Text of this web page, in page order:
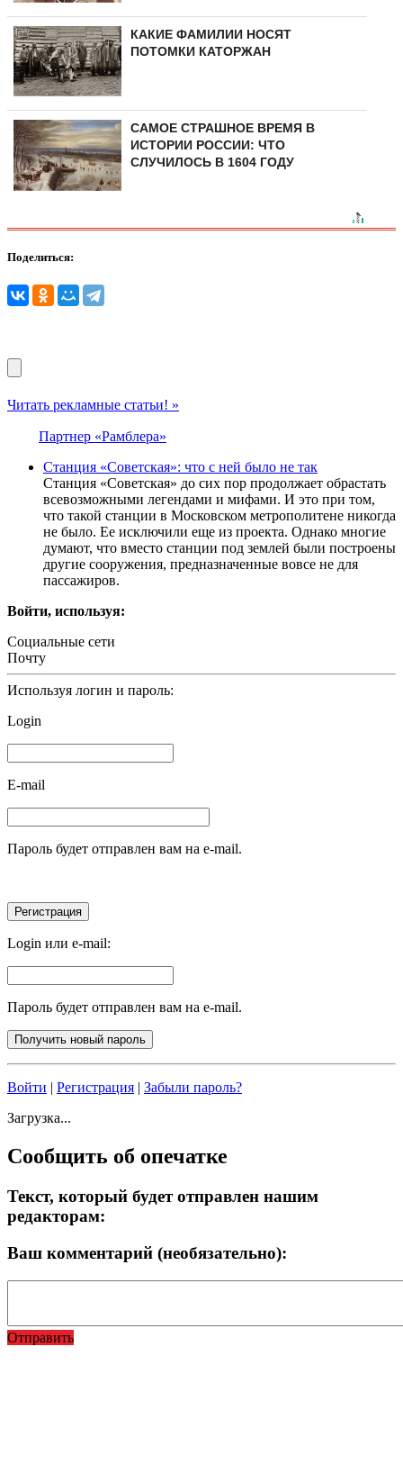
КАКИЕ ФАМИЛИИ НОСЯТ
ПОТОМКИ КАТОРЖАН
САМОЕ СТРАШНОЕ ВРЕМЯ В
ИСТОРИИ РОССИИ: ЧТО
СЛУЧИЛОСЬ В 1604 ГОДУ
Поделиться:
Читать рекламные статьи! »
Партнер «Рамблера»
Станция «Советская»: что с ней было не так
Станция «Советская» до сих пор продолжает обрастать
всевозможными легендами и мифами. И это при том,
что такой станции в Московском метрополитене никогда
не было. Ее исключили еще из проекта. Однако многие
думают, что вместо станции под землей были построены
другие сооружения, предназначенные вовсе не для
пассажиров.
Войти, используя:
Социальные сети
Почту
Используя логин и пароль:
Login
E-mail
Пароль будет отправлен вам на e-mail.
Login или e-mail:
Пароль будет отправлен вам на e-mail.
Войти | Регистрация | Забыли пароль?
Загрузка...
Сообщить об опечатке
Текст, который будет отправлен нашим
редакторам:
Ваш комментарий (необязательно):
Отправить